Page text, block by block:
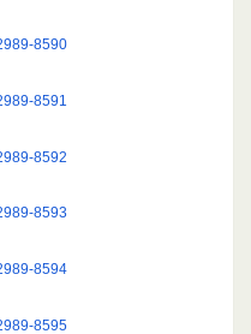
8590
8591
8592
8593
8594
8595